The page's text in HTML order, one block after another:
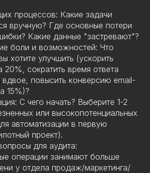
процессов: Какие задачи
вручную? Где основные потери
Какие данные "застревают"?
боли и возможностей: Что
хотите улучшить (ускорить
сократить время ответа
повысить конверсию email-
15%)?
С чего начать? Выберите 1-2
или высокопотенциальных
автоматизации в первую
проект).
для аудита:
операции занимают больше
у отдела продаж/маркетинга/